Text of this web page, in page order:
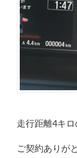
走行距離4キロ
ご契約ありが